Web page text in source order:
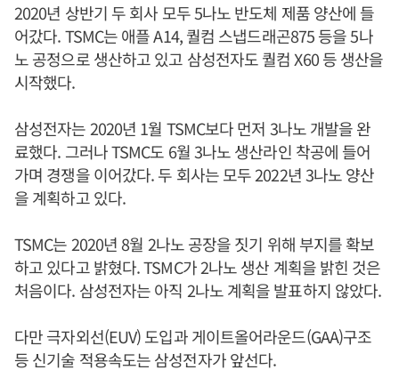
2020년 상반기 두 회사 모두 5나노 반도체 제품 양산에 들
어갔다. TSMC는 애플 A14, 퀄컴 스냅드래곤875 등을 5나
노 공정으로 생산하고 있고 삼성전자도 퀄컴 X60 등 생산을
시작했다.
삼성전자는 2020년 1월 TSMC보다 먼저 3나노 개발을 완
료했다. 그러나 TSMC도 6월 3나노 생산라인 착공에 들어
가며 경쟁을 이어갔다. 두 회사는 모두 2022년 3나노 양산
을 계획하고 있다.
TSMC는 2020년 8월 2나노 공장을 짓기 위해 부지를 확보
하고 있다고 밝혔다. TSMC가 2나노 생산 계획을 밝힌 것은
처음이다. 삼성전자는 아직 2나노 계획을 발표하지 않았다.
다만 극자외선(EUV) 도입과 게이트올어라운드(GAA)구조
등 신기술 적용속도는 삼성전자가 앞선다.